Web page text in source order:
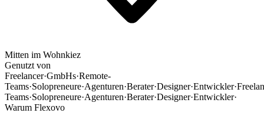
Mitten im Wohnkiez
Genutzt von
Freelancer·GmbHs·Remote-
Teams·Solopreneure·Agenturen·Berater·Designer·Entwickler·
Teams·Solopreneure·Agenturen·Berater·Designer·Entwickler·
Warum Flexovo